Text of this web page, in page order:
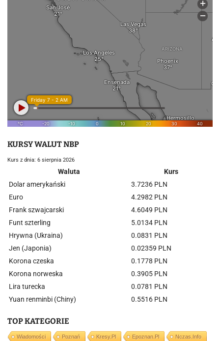
KURSY WALUT NBP
Kurs z dnia: 6 sierpnia 2026
Waluta
Kurs
Dolar amerykański
3.7236 PLN
Euro
4.2982 PLN
Frank szwajcarski
4.6049 PLN
Funt szterling
5.0134 PLN
Hrywna (Ukraina)
0.0831 PLN
Jen (Japonia)
0.02359 PLN
Korona czeska
0.1778 PLN
Korona norweska
0.3905 PLN
Lira turecka
0.0781 PLN
Yuan renminbi (Chiny)
0.5516 PLN
TOP KATEGORIE
Wiadomości Poznań Kresy.pl Epoznan.pl Nczas.info